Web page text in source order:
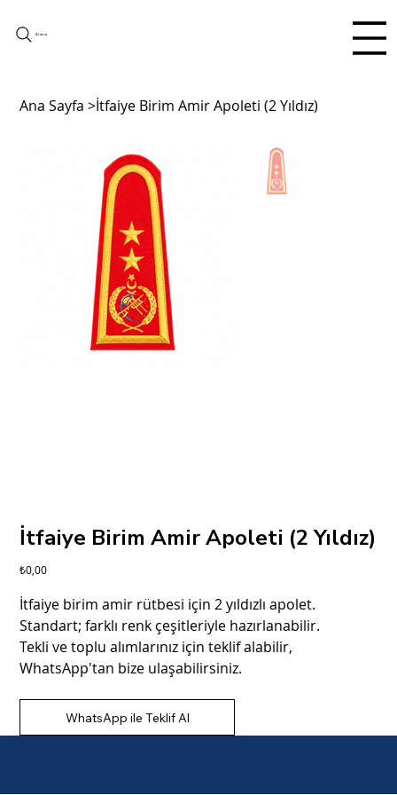
Arama
Ana Sayfa >İtfaiye Birim Amir Apoleti (2 Yıldız)
İtfaiye Birim Amir Apoleti (2 Yıldız)
Fiyat
₺0,00
İtfaiye birim amir rütbesi için 2 yıldızlı apolet.
Standart; farklı renk çeşitleriyle hazırlanabilir.
Tekli ve toplu alımlarınız için teklif alabilir,
WhatsApp'tan bize ulaşabilirsiniz.
WhatsApp ile Teklif Al